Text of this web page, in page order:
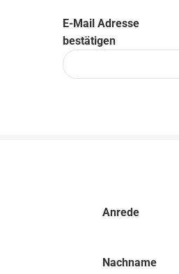
E-Mail Adresse
bestätigen
Anrede
Nachname